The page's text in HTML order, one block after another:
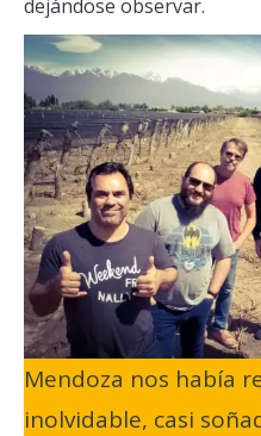
dejándose observar.
Mendoza nos había
inolvidable, casi